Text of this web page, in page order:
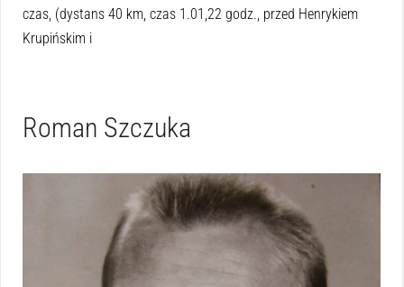
czas, (dystans 40 km, czas 1.01,22 godz., przed Henrykiem
Krupińskim i
Roman Szczuka